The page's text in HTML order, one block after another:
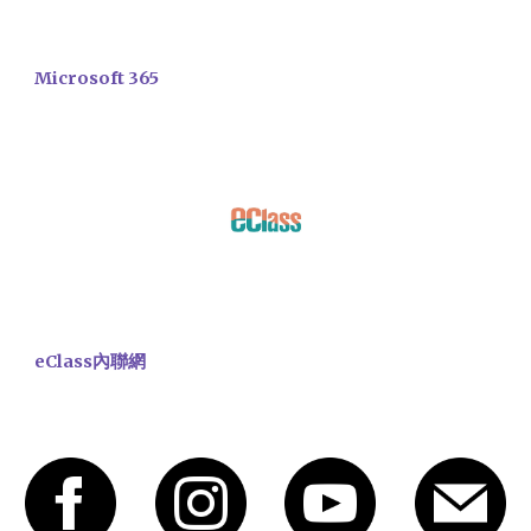
Microsoft 365
eClass內聯網